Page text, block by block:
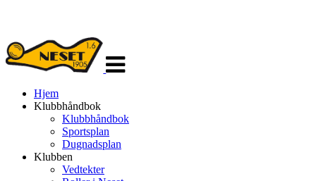
navigasjon
Hjem
Klubbhåndbok
Klubbhåndbok
Sportsplan
Dugnadsplan
Klubben
Vedtekter